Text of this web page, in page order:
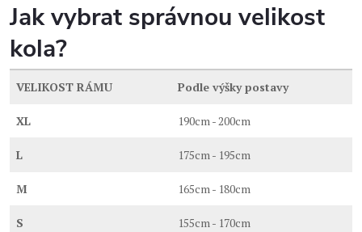
Jak vybrat správnou velikost
kola?
VELIKOST RÁMU Podle výšky postavy
XL 190cm - 200cm
L 175cm - 195cm
M 165cm - 180cm
S 155cm - 170cm